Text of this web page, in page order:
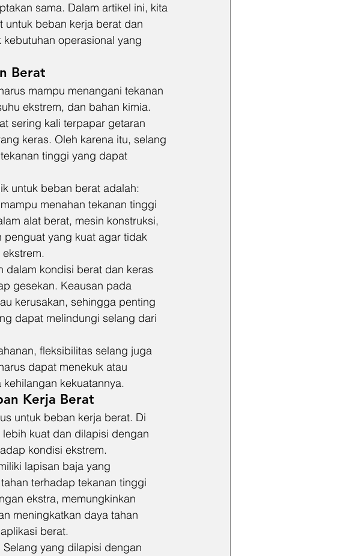
sama. Dalam artikel ini, kita
untuk beban kerja berat dan
operasional yang
Berat
mampu menangani tekanan
ekstrem, dan bahan kimia.
sering kali terpapar getaran
keras. Oleh karena itu, selang
tinggi yang dapat
untuk beban berat adalah:
menahan tekanan tinggi
alat berat, mesin konstruksi,
penguat yang kuat agar tidak
dalam kondisi berat dan keras
gesekan. Keausan pada
kerusakan, sehingga penting
dapat melindungi selang dari
fleksibilitas selang juga
dapat menekuk atau
kekuatannya.
Kerja Berat
untuk beban kerja berat. Di
kuat dan dilapisi dengan
kondisi ekstrem.
lapisan baja yang
terhadap tekanan tinggi
ekstra, memungkinkan
meningkatkan daya tahan
berat.
Selang yang dilapisi dengan